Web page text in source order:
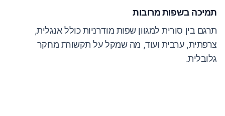
תמיכה בשפות מרובות
תרגם בין סורית למגוון שפות מודרניות כולל אנגלית,
צרפתית, ערבית ועוד, מה שמקל על תקשורת מחקר
גלובלית.